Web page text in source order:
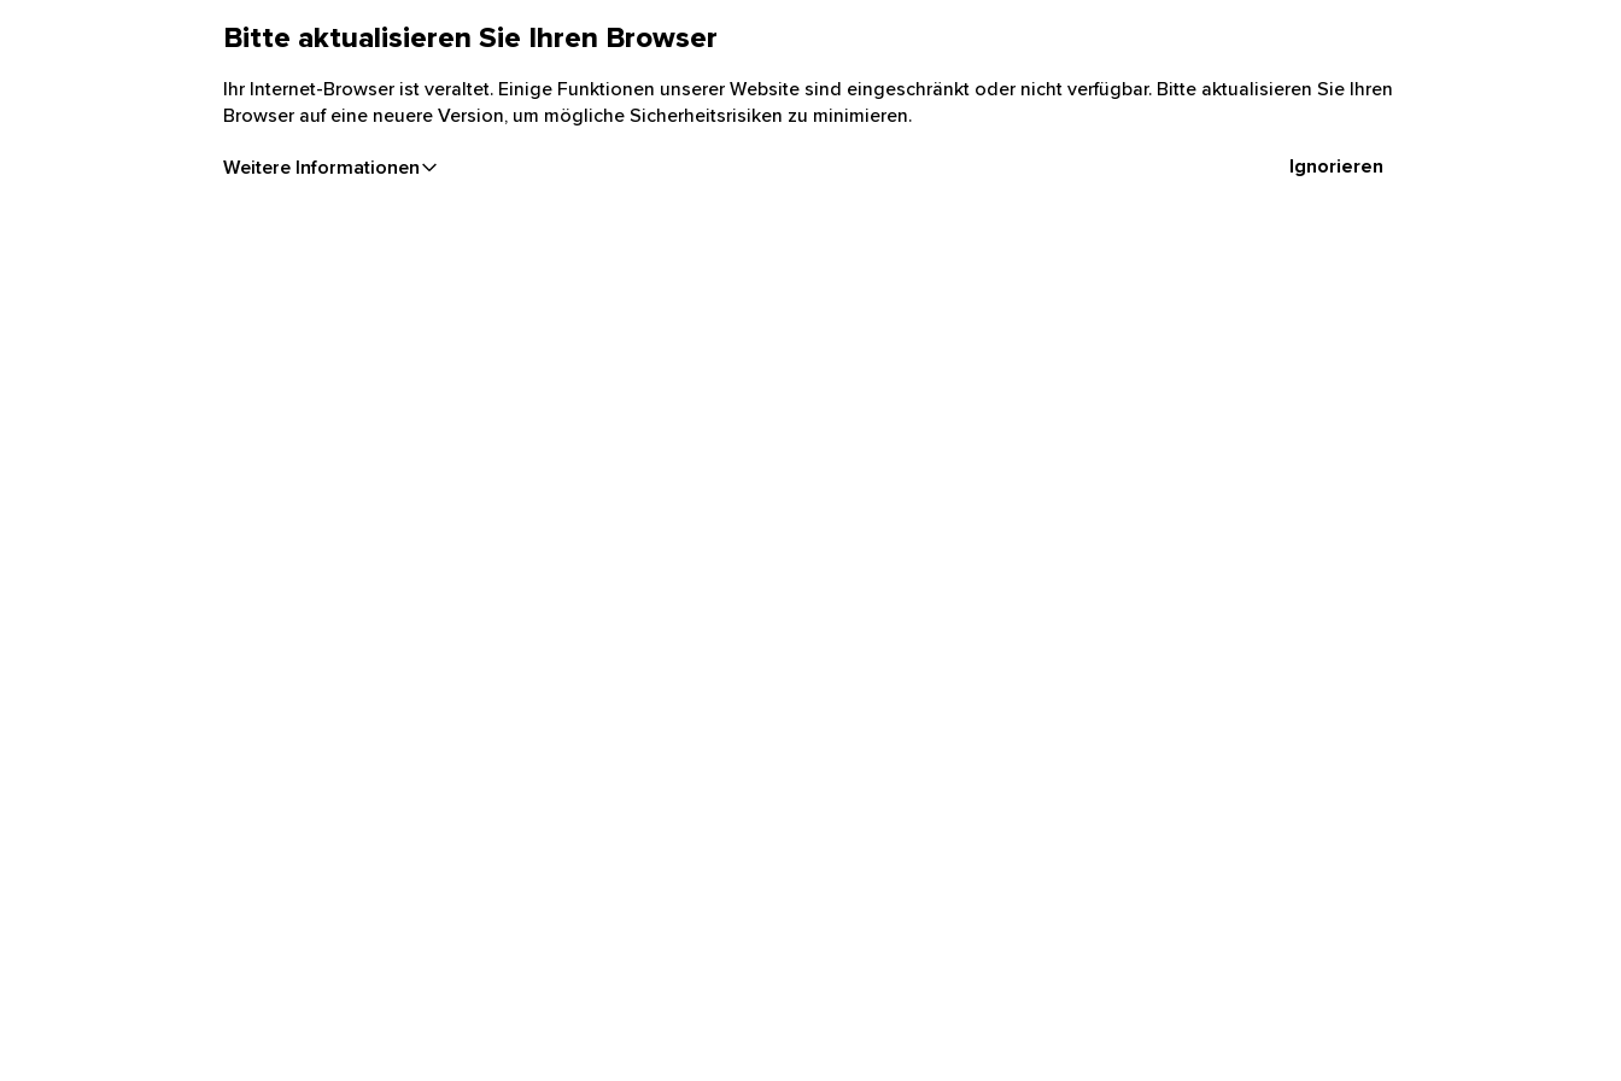
Bitte aktualisieren Sie Ihren Browser
Ihr Internet-Browser ist veraltet. Einige Funktionen unserer Website sind eingeschränkt oder nicht verfügbar. Bitte aktualisieren Sie Ihren
Browser auf eine neuere Version, um mögliche Sicherheitsrisiken zu minimieren.
Weitere Informationen Ignorieren